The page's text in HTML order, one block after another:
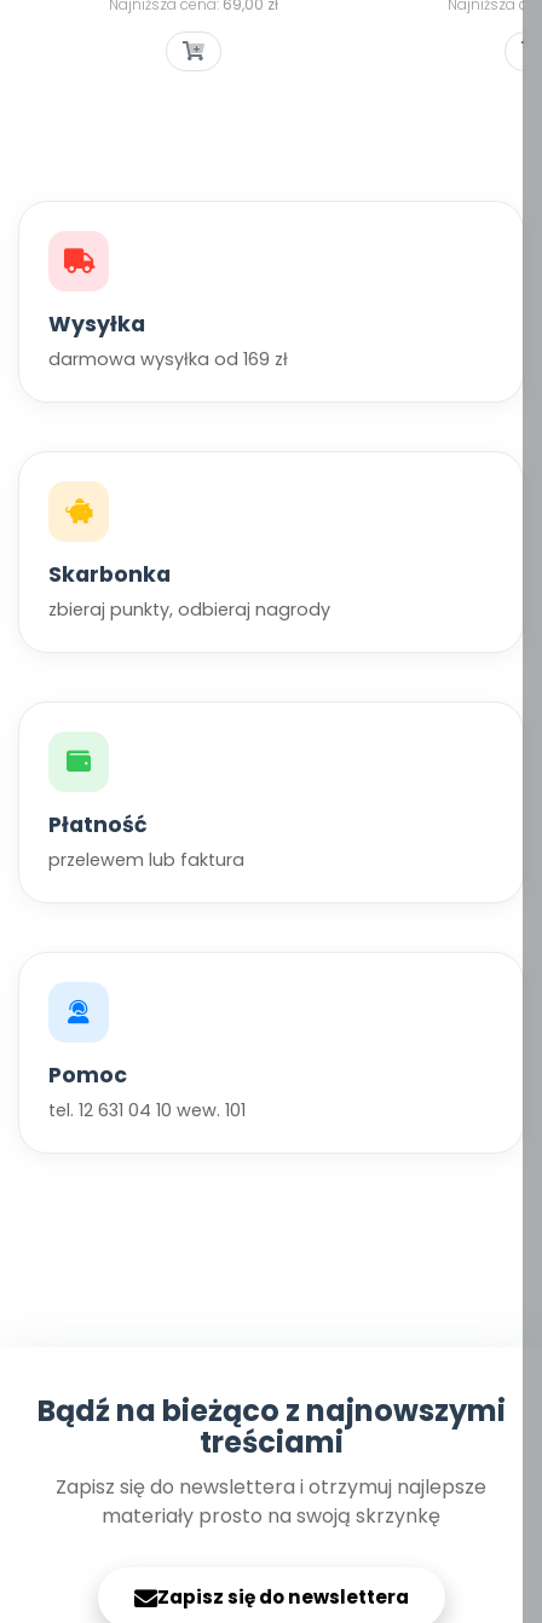
podstawowa
Najniższa cena: 69,00 zł Najniższa
Wysyłka
darmowa wysyłka od 169 zł
Skarbonka
zbieraj punkty, odbieraj nagrody
Płatność
przelewem lub faktura
Pomoc
tel. 12 631 04 10 wew. 101
Bądź na bieżąco z najnowszymi
treściami
Zapisz się do newslettera i otrzymuj najlepsze
materiały prosto na swoją skrzynkę
Zapisz się do newslettera